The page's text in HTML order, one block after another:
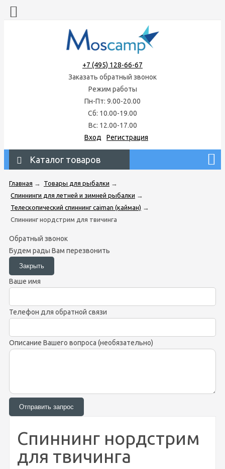
+7 (495) 128-66-67
Заказать обратный звонок
Режим работы
Пн-Пт: 9.00-20.00
Сб: 10.00-19.00
Вс: 12.00-17.00
Вход
Регистрация
Каталог товаров
Главная → Товары для рыбалки →
Спиннинги для летней и зимней рыбалки →
Телескопический спиннинг caiman (кайман) →
Спиннинг нордстрим для твичинга
Обратный звонок
Будем рады Вам перезвонить
Ваше имя
Телефон для обратной связи
Описание Вашего вопроса (необязательно)
Спиннинг нордстрим
для твичинга